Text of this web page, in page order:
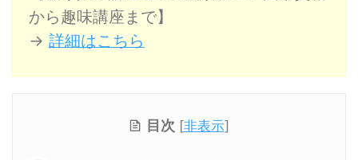
から趣味講座まで】
→ 詳細はこちら
目次 [非表示]